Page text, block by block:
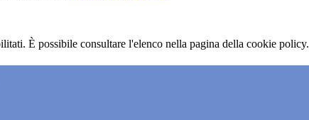
È possibile consultare l'elenco nella pagina della cookie policy.